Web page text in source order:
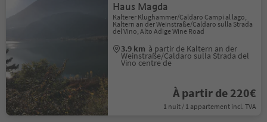
Haus Magda
Kalterer Klughammer/Caldaro Campi al lago,
Kaltern an der Weinstraße/Caldaro sulla Strada
del Vino, Alto Adige Wine Road
3.9 km à partir de Kaltern an der
Weinstraße/Caldaro sulla Strada del
Vino centre de
À partir de 220€
1 nuit / 1 appartement incl. TVA